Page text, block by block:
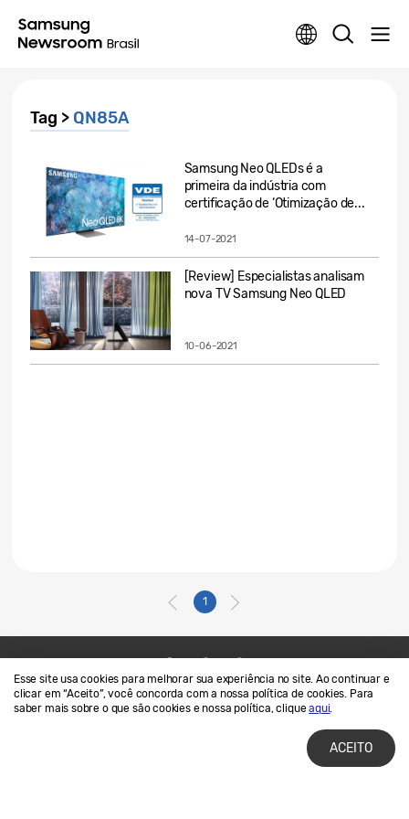
Esse site usa cookies para melhorar sua experiência no site. Ao continuar e
clicar em “Aceito”, você concorda com a nossa política de cookies. Para
saber mais sobre o que são cookies e nossa política, cliqueaqui.
ACEITO
Tag > QN85A
Samsung Neo QLEDs é a
primeira da indústria com
certificação de ‘Otimização de...
14-07-2021
[Review] Especialistas analisam
nova TV Samsung Neo QLED
10-06-2021
1
Contato
SAMSUNG.COM
Termos de Uso
Privacidade e Cookies